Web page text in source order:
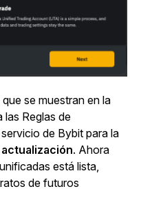
se muestran en la
Reglas de
de Bybit para la
. Ahora
está lista,
de futuros